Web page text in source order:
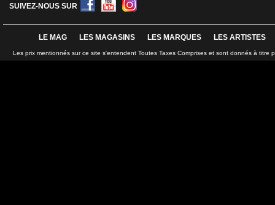
SUIVEZ-NOUS SUR
LE MAG LES MAGASINS LES MARQUES LES ARTISTES
Les prix mentionnés sur ce site s'entendent Toutes Taxes Comprises et sont donnés à